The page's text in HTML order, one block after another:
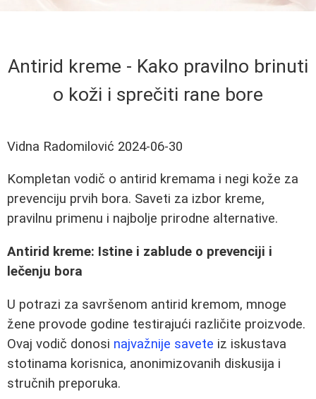
Antirid kreme - Kako pravilno brinuti
o koži i sprečiti rane bore
Vidna Radomilović 2024-06-30
Kompletan vodič o antirid kremama i negi kože za
prevenciju prvih bora. Saveti za izbor kreme,
pravilnu primenu i najbolje prirodne alternative.
Antirid kreme: Istine i zablude o prevenciji i
lečenju bora
U potrazi za savršenom antirid kremom, mnoge
žene provode godine testirajući različite proizvode.
Ovaj vodič donosi najvažnije savete iz iskustava
stotinama korisnica, anonimizovanih diskusija i
stručnih preporuka.